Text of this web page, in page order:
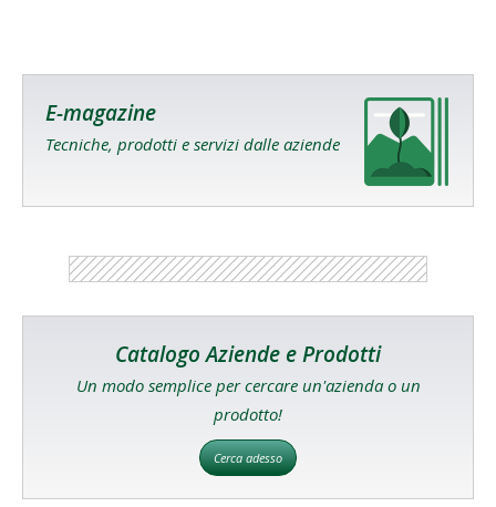
E-magazine
Tecniche, prodotti e servizi dalle aziende
Catalogo Aziende e Prodotti
Un modo semplice per cercare un'azienda o un
prodotto!
Cerca adesso